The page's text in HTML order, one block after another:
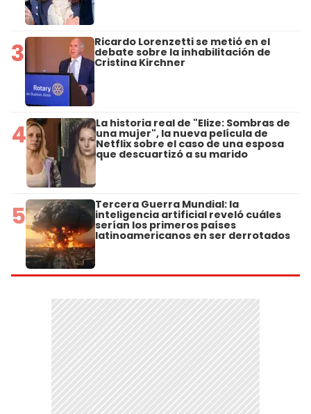
3 Ricardo Lorenzetti se metió en el
debate sobre la inhabilitación de
Cristina Kirchner
4 La historia real de "Elize: Sombras de
una mujer", la nueva película de
Netflix sobre el caso de una esposa
que descuartizó a su marido
5 Tercera Guerra Mundial: la
inteligencia artificial reveló cuáles
serían los primeros países
latinoamericanos en ser derrotados